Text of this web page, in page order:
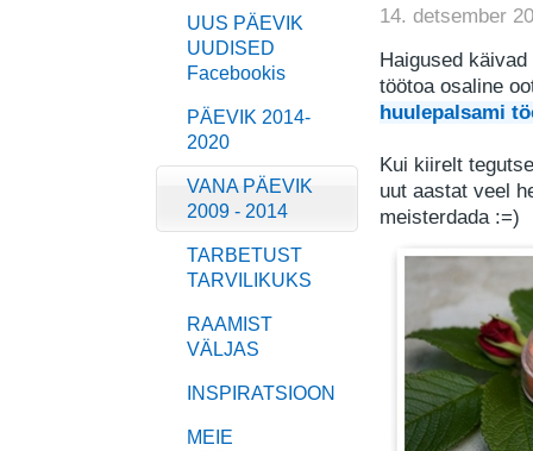
UUS PÄEVIK
UUDISED
Facebookis
PÄEVIK 2014-
2020
VANA PÄEVIK
2009 - 2014
TARBETUST
TARVILIKUKS
RAAMIST
VÄLJAS
INSPIRATSIOON
MEIE
14. detsember
Haigused
töötoa osaline
huulepalsami
Kui kiirelt
uut aastat veel
meisterdada :=)